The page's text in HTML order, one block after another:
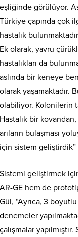
eşliğinde görülüyor.
Türkiye çapında çok
hastalık
Ek olarak, yavru
hastalıkları da
aslında bir keneye
olarak yaşamaktadır.
olabiliyor. Kolonilerin
Hastalık bir
arıların bulaşması
için sistem geliştirdik”
Sistemi geliştirmek
AR-GE hem de
Gül, “Ayrıca, 3
denemeler
çalışmalar